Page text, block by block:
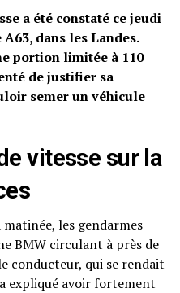
a été constaté ce jeudi
dans les Landes.
portion limitée à 110
de justifier sa
semer un véhicule
vitesse sur la
les gendarmes
BMW circulant à près de
conducteur, qui se rendait
expliqué avoir fortement